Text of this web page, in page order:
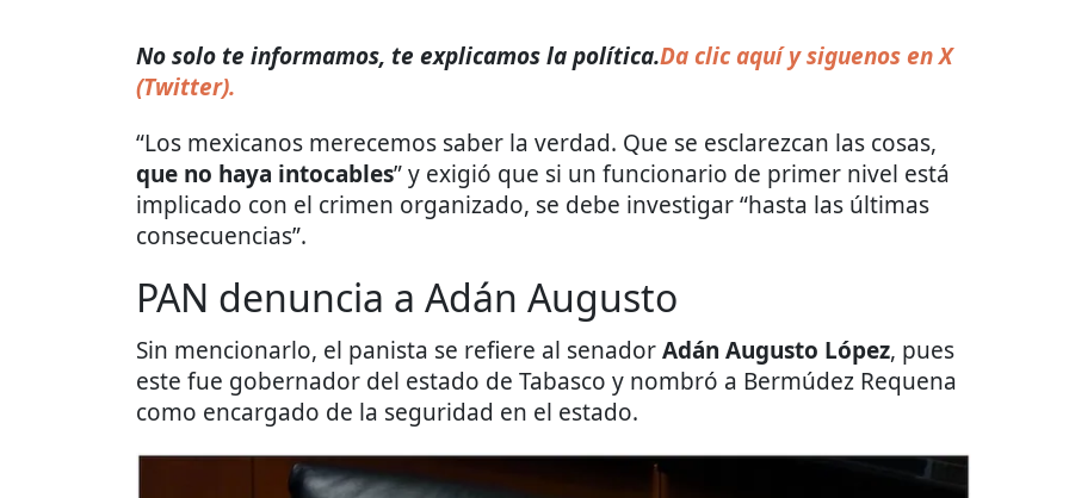
No solo te informamos, te explicamos la política.Da clic aquí y siguenos en X
(Twitter).
“Los mexicanos merecemos saber la verdad. Que se esclarezcan las cosas,
que no haya intocables” y exigió que si un funcionario de primer nivel está
implicado con el crimen organizado, se debe investigar “hasta las últimas
consecuencias”.
PAN denuncia a Adán Augusto
Sin mencionarlo, el panista se refiere al senadorAdán Augusto López, pues
este fue gobernador del estado de Tabasco y nombró a Bermúdez Requena
como encargado de la seguridad en el estado.